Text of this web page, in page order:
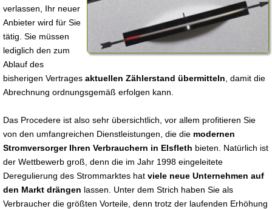
verlassen, Ihr neuer
Anbieter wird für Sie
tätig. Sie müssen
lediglich den zum
Ablauf des
bisherigen Vertrages aktuellen Zählerstand übermitteln , damit die
Abrechnung ordnungsgemäß erfolgen kann.
Das Procedere ist also sehr übersichtlich, vor allem profitieren Sie
von den umfangreichen Dienstleistungen, die die modernen
Stromversorger Ihren Verbrauchern in Elsfleth bieten. Natürlich ist
der Wettbewerb groß, denn die im Jahr 1998 eingeleitete
Deregulierung des Strommarktes hat viele neue Unternehmen auf
den Markt drängen lassen. Unter dem Strich haben Sie als
Verbraucher die größten Vorteile, denn trotz der laufenden Erhöhung